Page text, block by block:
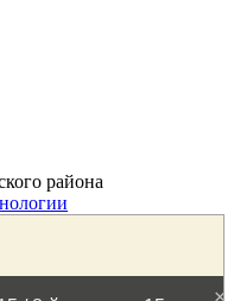
района